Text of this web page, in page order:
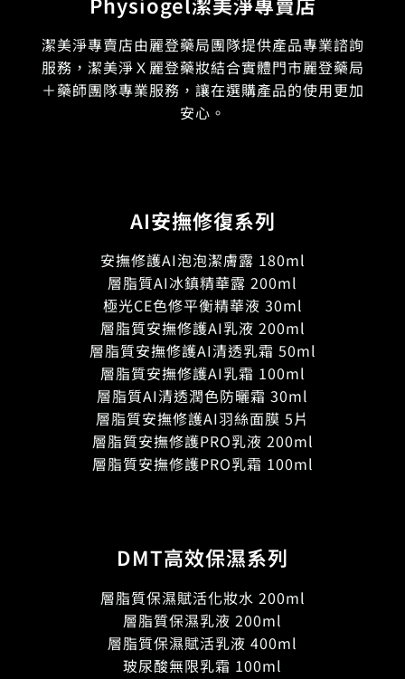
潔美淨專賣店由麗登藥局團隊提供產品專業諮詢
服務，潔美淨Ｘ麗登藥妝結合實體門市麗登藥局
＋藥師團隊專業服務，讓在選購產品的使用更加
安心。
AI安撫修復系列
安撫修護AI泡泡潔膚露 180ml
層脂質AI冰鎮精華露 200ml
極光CE色修平衡精華液 30ml
層脂質安撫修護AI乳液 200ml
層脂質安撫修護AI清透乳霜 50ml
層脂質安撫修護AI乳霜 100ml
層脂質AI清透潤色防曬霜 30ml
層脂質安撫修護AI羽絲面膜 5片
層脂質安撫修護PRO乳液 200ml
層脂質安撫修護PRO乳霜 100ml
DMT高效保濕系列
層脂質保濕賦活化妝水 200ml
層脂質保濕乳液 200ml
層脂質保濕賦活乳液 400ml
玻尿酸無限乳霜 100ml